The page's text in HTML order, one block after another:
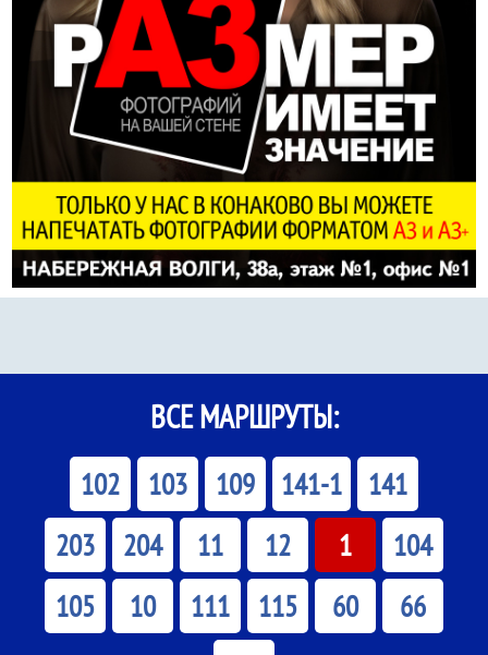
ВСЕ МАРШРУТЫ:
102 103 109 141-1
141
203
204 11 12 1
104
105
10 111 115 60
66